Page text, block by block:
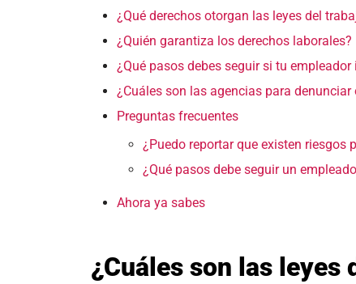
¿Qué derechos otorgan las leyes del
¿Quién garantiza los derechos laborales?
¿Qué pasos debes seguir si tu
¿Cuáles son las agencias para
Preguntas frecuentes
¿Puedo reportar que existen riesgos
¿Qué pasos debe seguir un
Ahora ya sabes
¿Cuáles son las leyes